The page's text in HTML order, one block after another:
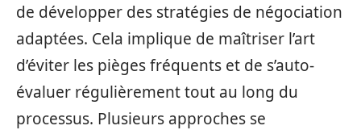
de développer des stratégies de négociation
adaptées. Cela implique de maîtriser l’art
d’éviter les pièges fréquents et de s’auto-
évaluer régulièrement tout au long du
processus. Plusieurs approches se